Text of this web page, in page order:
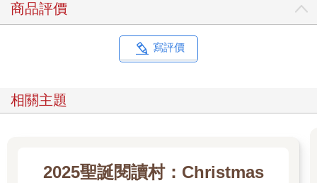
商品評價
寫評價
相關主題
2025聖誕閱讀村：Christmas